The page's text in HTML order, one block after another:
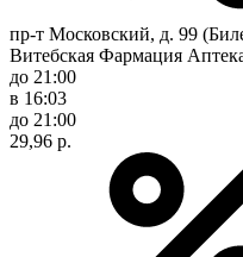
пр-т Московский, д. 99
Витебская Фармация
до 21:00
в 16:03
до 21:00
29,96 р.